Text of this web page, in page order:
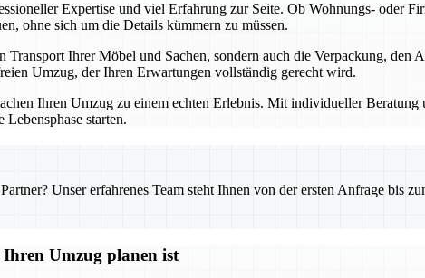
Expertise und viel Erfahrung zur Seite. Ob Wohnungs- oder
ohne sich um die Details kümmern zu müssen.
Transport Ihrer Möbel und Sachen, sondern auch die Verpackung,
Umzug, der Ihren Erwartungen vollständig gerecht wird.
Ihren Umzug zu einem echten Erlebnis. Mit individueller
starten.
Unser erfahrenes Team steht Ihnen von der ersten Anfrage bis
Umzug planen ist